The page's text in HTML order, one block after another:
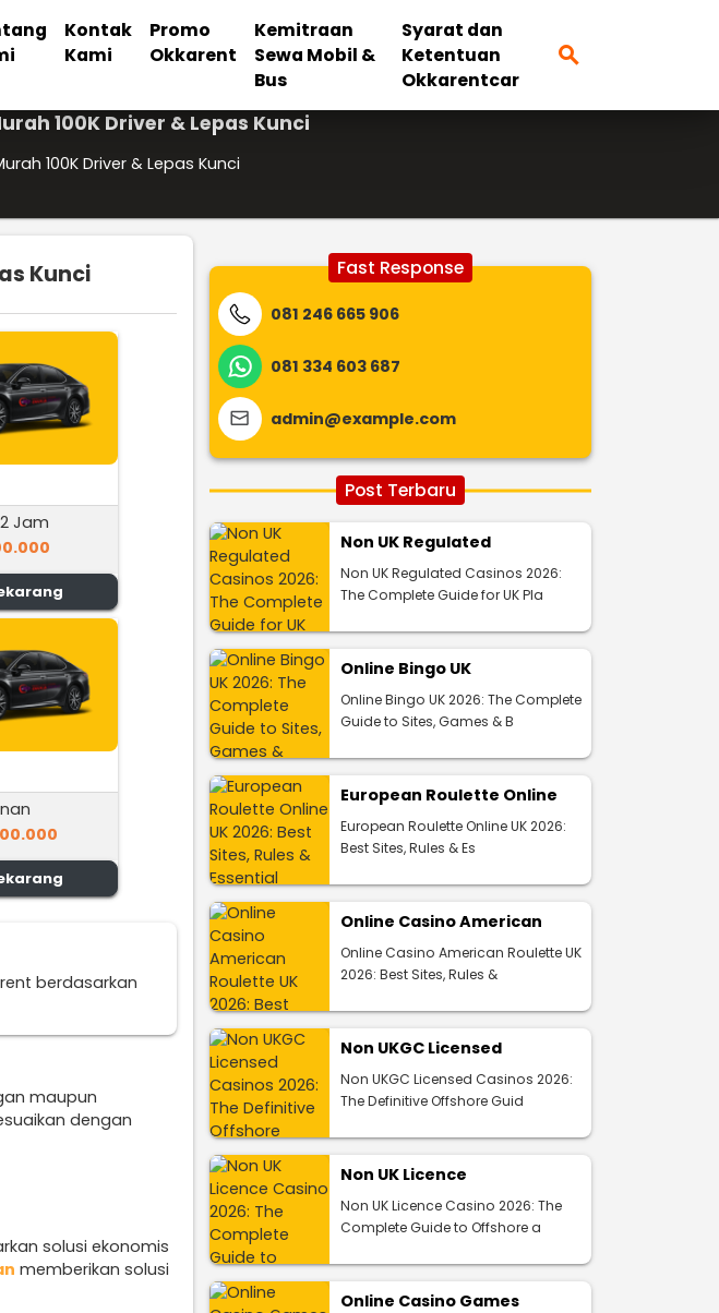
Kontak
Kami
Promo
Okkarent
Kemitraan
Sewa Mobil &
Bus
Syarat dan
Ketentuan
Okkarentcar
search
100K Driver & Lepas Kunci
100K Driver & Lepas Kunci
Kunci
Jam
berdasarkan
maupun
dengan
solusi ekonomis
memberikan solusi
Fast Response
081 246 665 906
081 334 603 687
admin@example.com
Post Terbaru
Non UK Regulated
Non UK Regulated Casinos 2026:
The Complete Guide for UK Pla
Online Bingo UK
Online Bingo UK 2026: The Complete
Guide to Sites, Games & B
European Roulette Online
European Roulette Online UK 2026:
Best Sites, Rules & Es
Online Casino American
Online Casino American Roulette UK
2026: Best Sites, Rules &
Non UKGC Licensed
Non UKGC Licensed Casinos 2026:
The Definitive Offshore Guid
Non UK Licence
Non UK Licence Casino 2026: The
Complete Guide to Offshore a
Online Casino Games